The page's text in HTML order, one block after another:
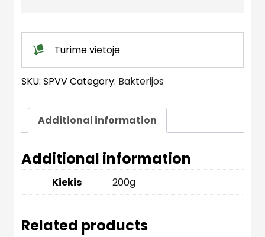
Turime vietoje
SKU: SPVVCategory: Bakterijos
Additional information
Additional information
Kiekis 200g
Related products